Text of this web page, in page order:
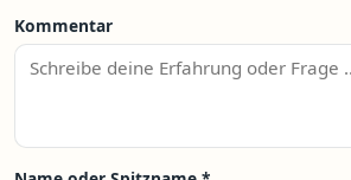
Kommentar